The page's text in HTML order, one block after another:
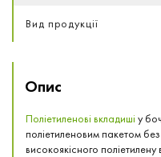
Вид продукції
Опис
Поліетиленові вкладиші у
поліетиленовим пакетом
високоякісного